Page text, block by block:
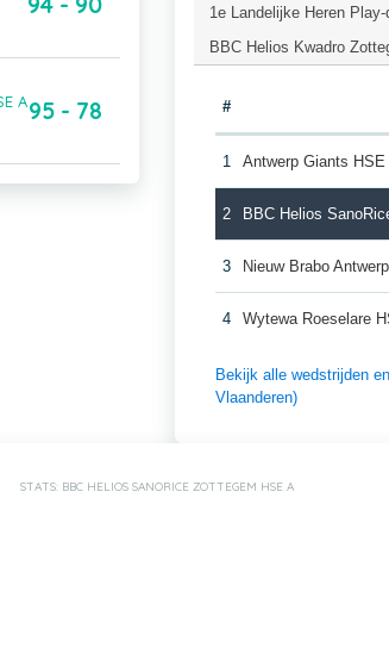
A95 - 78
1e Landelijke Heren
BBC Helios Kwadro
#
1 Antwerp Giants HSE
2 BBC Helios
3 Nieuw Brabo
4 Wytewa Roeselare
Bekijk alle wedstrijden
Vlaanderen)
STATS: BBC HELIOS SANORICE ZOTTEGEM HSE A